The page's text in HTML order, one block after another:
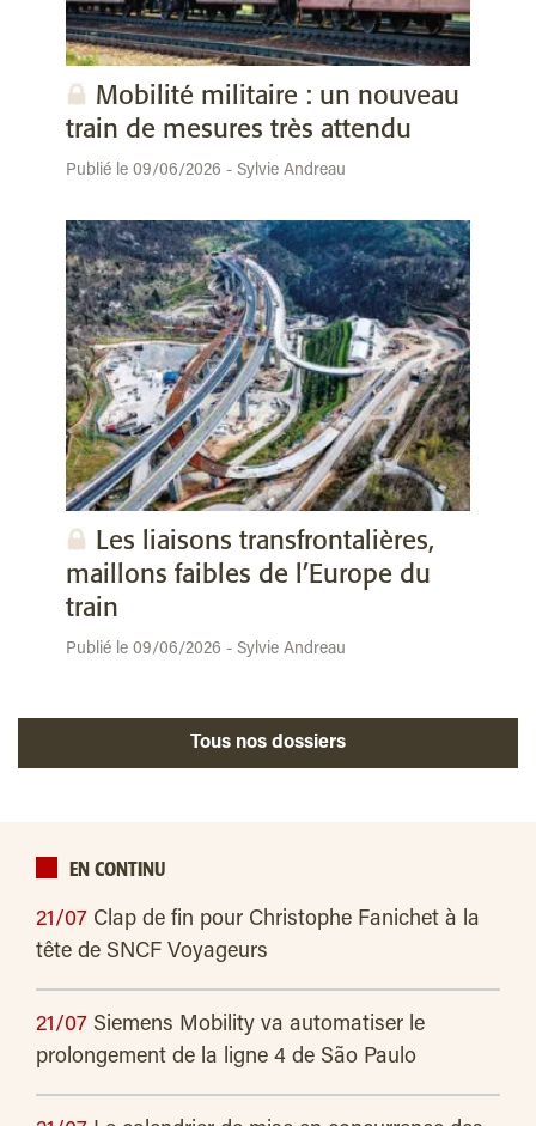
Mobilité militaire : un nouveau
train de mesures très attendu
Publié le 09/06/2026 - Sylvie Andreau
Les liaisons transfrontalières,
maillons faibles de l’Europe du
train
Publié le 09/06/2026 - Sylvie Andreau
Tous nos dossiers
EN CONTINU
21/07 Clap de fin pour Christophe Fanichet à la
tête de SNCF Voyageurs
21/07 Siemens Mobility va automatiser le
prolongement de la ligne 4 de São Paulo